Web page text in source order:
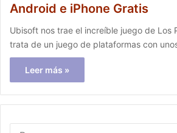
Android e iPhone Gratis
Ubisoft nos trae el increíble juego de Los
trata de un juego de plataformas con
Leer más »